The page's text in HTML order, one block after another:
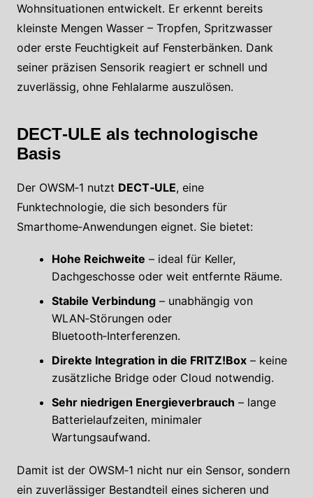
Wohnsituationen entwickelt. Er erkennt bereits
kleinste Mengen Wasser – Tropfen, Spritzwasser
oder erste Feuchtigkeit auf Fensterbänken. Dank
seiner präzisen Sensorik reagiert er schnell und
zuverlässig, ohne Fehlalarme auszulösen.
DECT‑ULE als technologische
Basis
Der OWSM‑1 nutzt DECT‑ULE, eine
Funktechnologie, die sich besonders für
Smarthome‑Anwendungen eignet. Sie bietet:
Hohe Reichweite – ideal für Keller,
Dachgeschosse oder weit entfernte Räume.
Stabile Verbindung– unabhängig von
WLAN‑Störungen oder
Bluetooth‑Interferenzen.
Direkte Integration in die FRITZ!Box– keine
zusätzliche Bridge oder Cloud notwendig.
Sehr niedrigen Energieverbrauch – lange
Batterielaufzeiten, minimaler
Wartungsaufwand.
Damit ist der OWSM‑1 nicht nur ein Sensor, sondern
ein zuverlässiger Bestandteil eines sicheren und